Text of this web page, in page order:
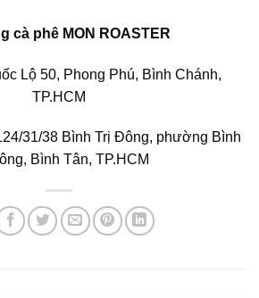
cà phê MON ROASTER
Lộ 50, Phong Phú, Bình Chánh,
TP.HCM
31/38 Bình Trị Đông, phường Bình
Bình Tân, TP.HCM